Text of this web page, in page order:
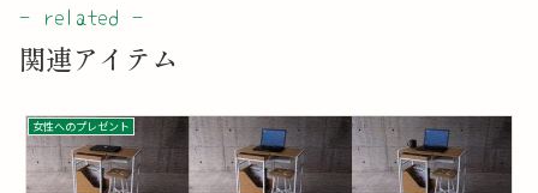
関連アイテム
女性へのプレゼント